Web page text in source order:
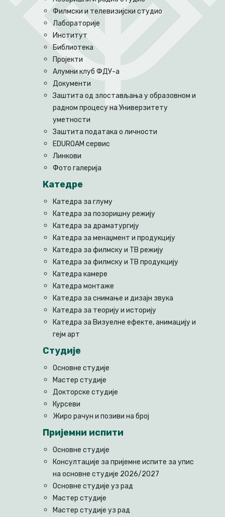
Филмски и телевизијски студио
Лабораторије
Институт
Библиотека
Пројекти
Алумни клуб ФДУ-а
Документи
Заштита од злостављања у образовном и
радном процесу на Универзитету
уметности
Заштита података о личности
EDUROAM сервис
Линкови
Фото галерија
Катедре
Катедра за глуму
Катедра за позоришну режију
Катедра за драматургију
Катедра за менаџмент и продукцију
Катедра за филмску и ТВ режију
Катедра за филмску и ТВ продукцију
Катедра камере
Катедра монтаже
Катедра за снимање и дизајн звука
Катедра за теорију и историју
Катедра за Визуелне ефекте, анимацију и
гејм арт
Студије
Основне студије
Мастер студије
Докторске студије
Курсеви
Жиро рачун и позиви на број
Пријемни испити
Основне студије
Консултације за пријемне испите за упис
на основне студије 2026/2027
Основне студије уз рад
Мастер студије
Мастер студије уз рад